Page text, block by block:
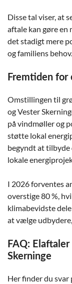
Disse tal viser, at
aftale kan gøre
det stadigt mere
og familiens behov.
Fremtiden for
Omstillingen til
og Vester
på vindmøller og
støtte lokal
begyndt at tilbyde
lokale
I 2026 forventes
overstige 80 %,
klimabevidste
at vælge
FAQ:
Skerninge
Her finder du svar